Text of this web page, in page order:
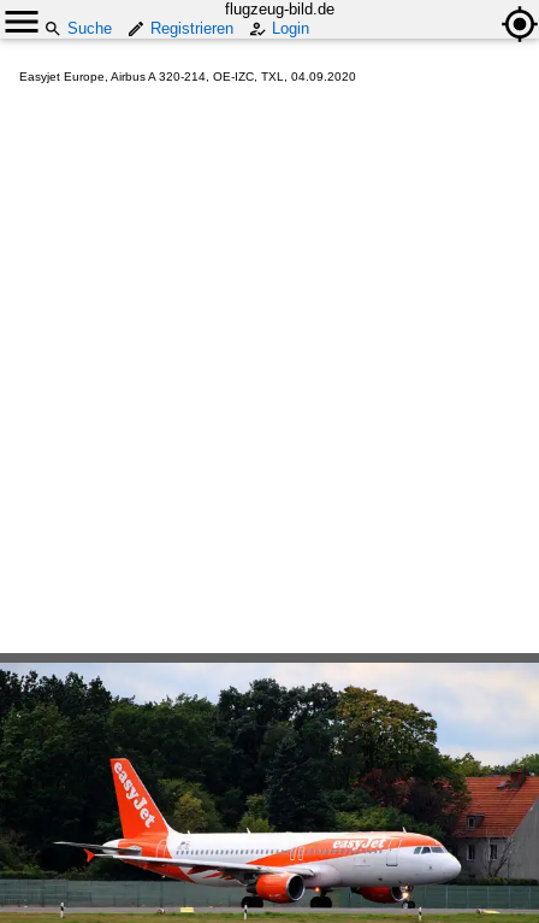
flugzeug-bild.de
Suche
Registrieren Login
Easyjet Europe, Airbus A 320-214, OE-IZC, TXL, 04.09.2020